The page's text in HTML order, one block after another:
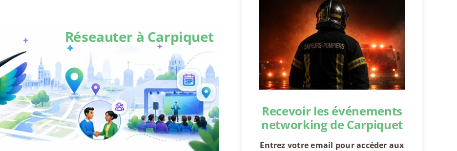
Réseauter à Carpiquet
Recevoir les événements
networking de Carpiquet
Entrez votre email pour accéder aux